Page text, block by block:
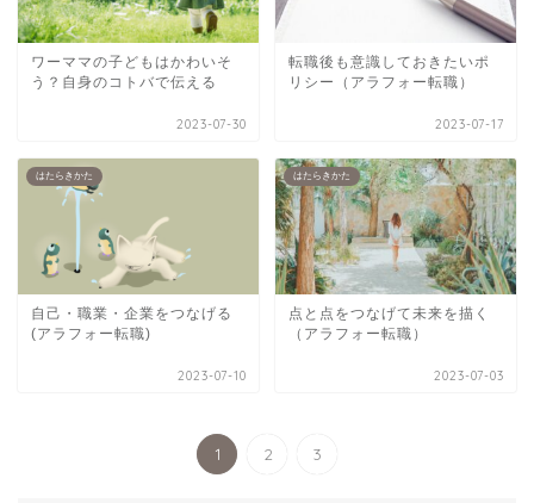
ワーママの子どもはかわいそ
う？自身のコトバで伝える
2023-07-30
転職後も意識しておきたいポ
リシー（アラフォー転職）
2023-07-17
はたらきかた
自己・職業・企業をつなげる
(アラフォー転職)
2023-07-10
はたらきかた
点と点をつなげて未来を描く
（アラフォー転職）
2023-07-03
1 2 3